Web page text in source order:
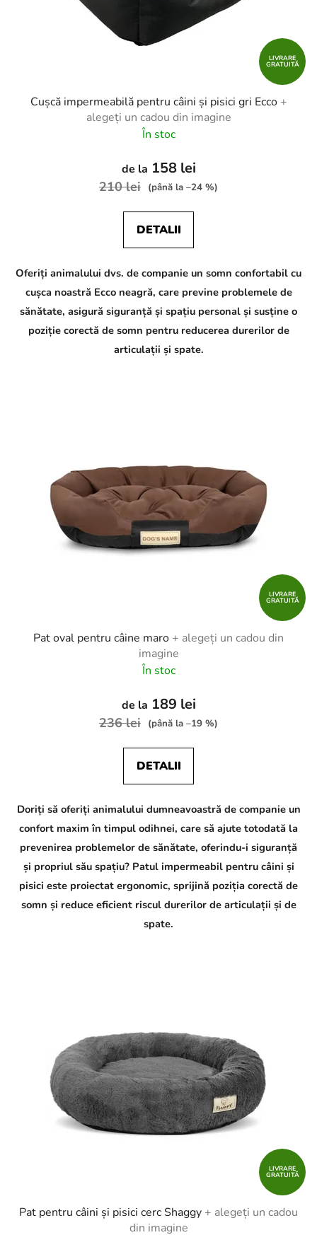
LIVRARE
GRATUITĂ
Cușcă impermeabilă pentru câini și pisici gri Ecco +
alegeți un cadou din imagine
În stoc
de la 158 lei
210 lei (până la –24 %)
DETALII
Oferiți animalului dvs. de companie un somn confortabil cu
cușca noastră Ecco neagră, care previne problemele de
sănătate, asigură siguranță și spațiu personal și susține o
poziție corectă de somn pentru reducerea durerilor de
articulații și spate.
LIVRARE
GRATUITĂ
Pat oval pentru câine maro + alegeți un cadou din
imagine
În stoc
de la 189 lei
236 lei (până la –19 %)
DETALII
Doriți să oferiți animalului dumneavoastră de companie un
confort maxim în timpul odihnei, care să ajute totodată la
prevenirea problemelor de sănătate, oferindu-i siguranță
și propriul său spațiu? Patul impermeabil pentru câini și
pisici este proiectat ergonomic, sprijină poziția corectă de
somn și reduce eficient riscul durerilor de articulații și de
spate.
LIVRARE
GRATUITĂ
Pat pentru câini și pisici cerc Shaggy + alegeți un cadou
din imagine